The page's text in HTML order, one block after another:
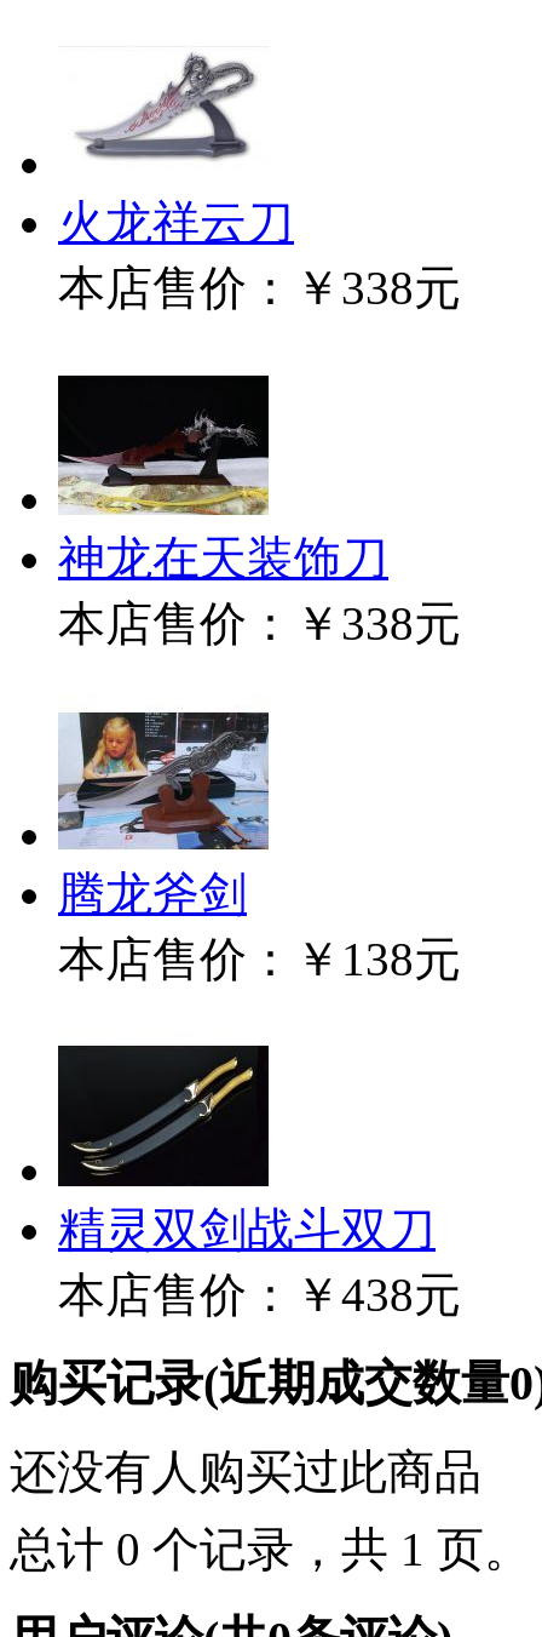
火龙祥云刀
本店售价：
￥338元
神龙在天装饰刀
本店售价：
￥338元
腾龙斧剑
本店售价：
￥138元
精灵双剑战斗双刀
本店售价：
￥438元
购买记录(近期成交数量0
还没有人购买过此商品
总计 0 个记录，共 1 页。